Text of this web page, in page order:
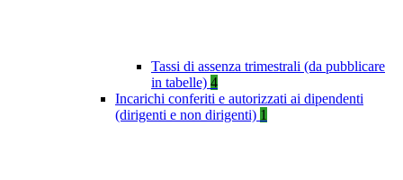
Tassi di assenza trimestrali (da pubblicare
in tabelle) 4
Incarichi conferiti e autorizzati ai dipendenti
(dirigenti e non dirigenti) 1